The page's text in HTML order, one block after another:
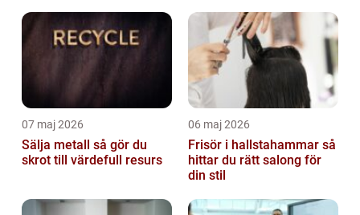
07 maj 2026
Sälja metall så gör du
skrot till värdefull resurs
06 maj 2026
Frisör i hallstahammar så
hittar du rätt salong för
din stil